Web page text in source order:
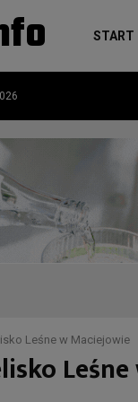
START
Leśne w Maciejowie